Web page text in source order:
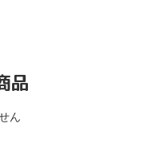
品
ん